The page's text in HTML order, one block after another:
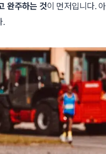
완주하는 것이 먼저입니다.
.